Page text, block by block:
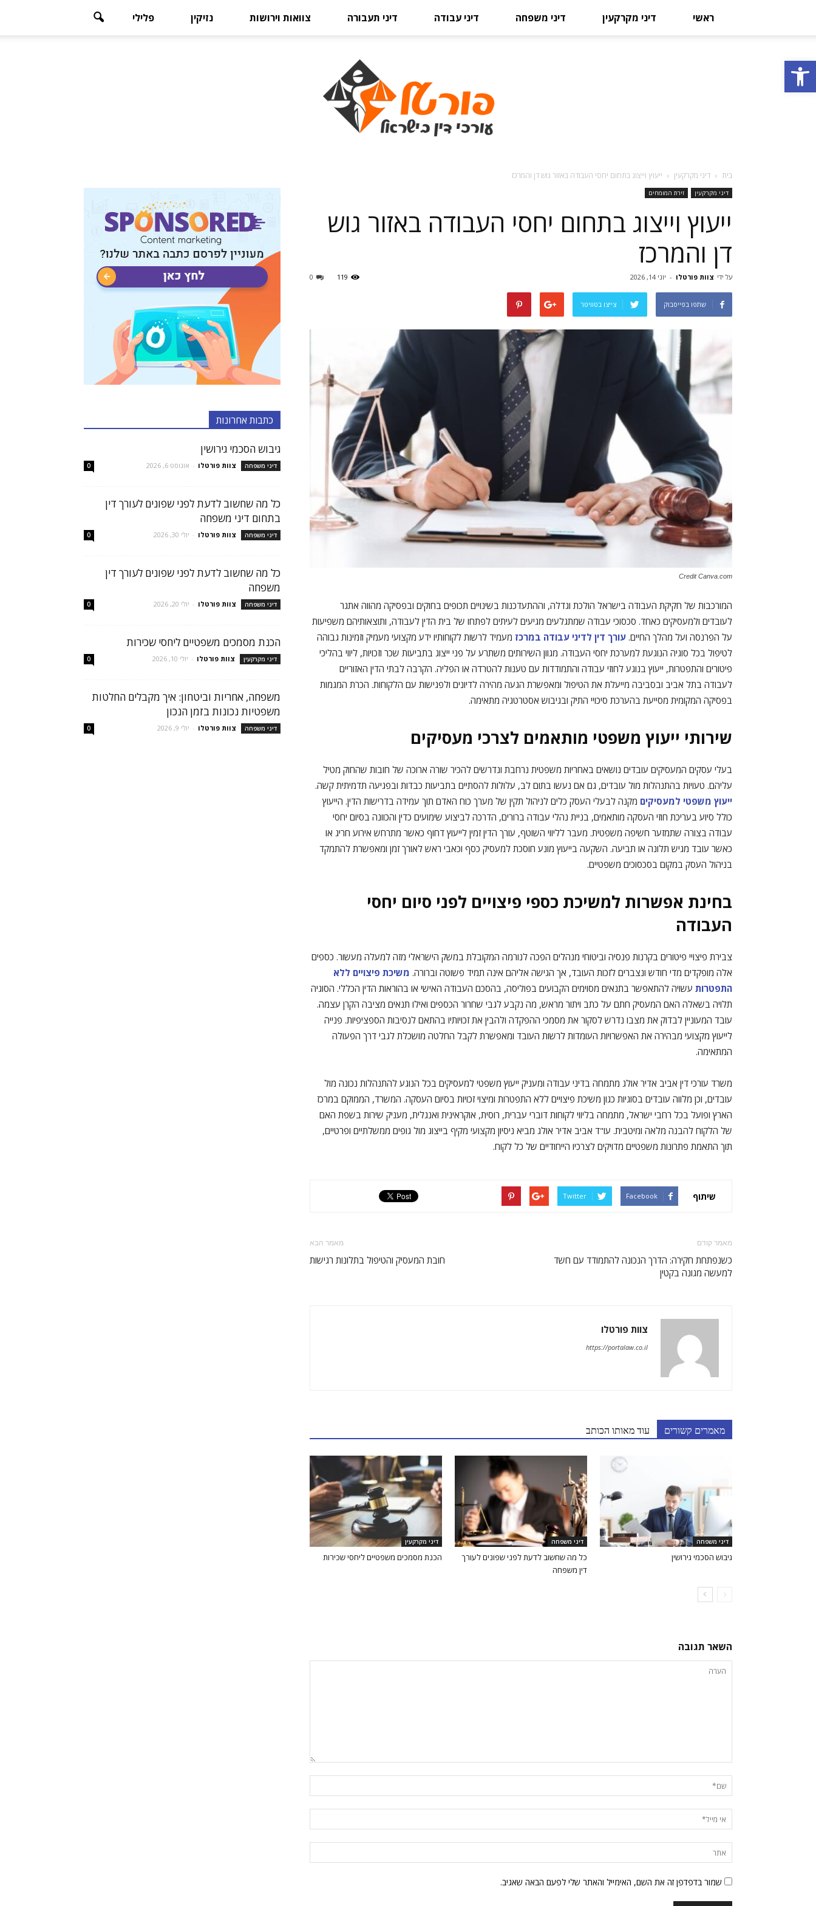
פתח סרגל נגישות
ראשי דיני מקרקעין דיני משפחה דיני עבודה דיני תעבורה צוואות וירושות נזיקין פלילי
בישראל
בית דיני מקרקעין ייעוץ וייצוג בתחום יחסי העבודה באזור גוש דן והמרכז
דיני מקרקעין זירת המומחים
ייעוץ וייצוג בתחום יחסי העבודה באזור גוש
דן והמרכז
על ידי צוות פורטלו - יוני 14, 2026 0 119
שתפו בפייסבוק צייצו בטוויטר
Credit Canva.com
המורכבות של חקיקת העבודה בישראל הולכת וגדלה, וההתעדכנות בשינויים תכופים בחוקים ובפסיקה מהווה אתגר
לעובדים ולמעסיקים כאחד. סכסוכי עבודה שמתגלעים מגיעים לעיתים לפתחו של בית הדין לעבודה, ותוצאותיהם משפיעות
על הפרנסה ועל מהלך החיים. עורך דין לדיני עבודה במרכז מעמיד לרשות לקוחותיו ידע מקצועי מעמיק וזמינות גבוהה
לטיפול בכל סוגיה הנוגעת למערכת יחסי העבודה. מגוון השירותים משתרע על פני ייצוג בתביעות שכר וזכויות, ליווי בהליכי
פיטורים והתפטרות, ייעוץ בנוגע לחוזי עבודה והתמודדות עם טענות להטרדה או הפליה. הקרבה לבתי הדין האזוריים
לעבודה בתל אביב ובסביבה מייעלת את הטיפול ומאפשרת הגעה מהירה לדיונים ולפגישות עם הלקוחות. הכרת המגמות
בפסיקה המקומית מסייעת בהערכת סיכויי התיק ובגיבוש אסטרטגיה מתאימה.
שירותי ייעוץ משפטי מותאמים לצרכי מעסיקים
בעלי עסקים המעסיקים עובדים נושאים באחריות משפטית נרחבת ונדרשים להכיר שורה ארוכה של חובות שהחוק מטיל
עליהם. טעויות בהתנהלות מול עובדים, גם אם נעשו בתום לב, עלולות להסתיים בתביעות כבדות ובפגיעה תדמיתית קשה.
ייעוץ משפטי למעסיקים מקנה לבעלי העסק כלים לניהול תקין של מערך כוח האדם תוך עמידה בדרישות הדין. הייעוץ
כולל סיוע בעריכת חוזי העסקה מותאמים, בניית נהלי עבודה ברורים, הדרכה לביצוע שימועים כדין והכוונה בסיום יחסי
עבודה בצורה שתמזער חשיפה משפטית. מעבר לליווי השוטף, עורך הדין זמין לייעוץ דחוף כאשר מתרחש אירוע חריג או
כאשר עובד מגיש תלונה או תביעה. השקעה בייעוץ מונע חוסכת למעסיק כסף וכאבי ראש לאורך זמן ומאפשרת להתמקד
בניהול העסק במקום בסכסוכים משפטיים.
בחינת אפשרות למשיכת כספי פיצויים לפני סיום יחסי
העבודה
צבירת פיצויי פיטורים בקרנות פנסיה וביטוחי מנהלים הפכה לנורמה המקובלת במשק הישראלי מזה למעלה מעשור. כספים
אלה מופקדים מדי חודש ונצברים לזכות העובד, אך הגישה אליהם אינה תמיד פשוטה וברורה. משיכת פיצויים ללא
התפטרות עשויה להתאפשר בתנאים מסוימים הקבועים בפוליסה, בהסכם העבודה האישי או בהוראות הדין הכללי. הסוגיה
תלויה בשאלה האם המעסיק חתם על כתב ויתור מראש, מה נקבע לגבי שחרור הכספים ואילו תנאים מציבה הקרן עצמה.
עובד המעוניין לבדוק את מצבו נדרש לסקור את מסמכי ההפקדה ולהבין את זכויותיו בהתאם לנסיבות הספציפיות. פנייה
לייעוץ מקצועי מבהירה את האפשרויות העומדות לרשות העובד ומאפשרת לקבל החלטה מושכלת לגבי דרך הפעולה
המתאימה.
משרד עורכי דין אביב אדיר אולג מתמחה בדיני עבודה ומעניק ייעוץ משפטי למעסיקים בכל הנוגע להתנהלות נכונה מול
עובדים, וכן מלווה עובדים בסוגיות כגון משיכת פיצויים ללא התפטרות ומיצוי זכויות בסיום העסקה. המשרד, הממוקם במרכז
הארץ ופועל בכל רחבי ישראל, מתמחה בליווי לקוחות דוברי עברית, רוסית, אוקראינית ואנגלית, מעניק שירות בשפת האם
של הלקוח להבנה מלאה ומיטבית. עו"ד אביב אדיר אולג מביא ניסיון מקצועי מקיף בייצוג מול גופים ממשלתיים ופרטיים,
תוך התאמת פתרונות משפטיים מדויקים לצרכיו הייחודיים של כל לקוח.
שיתוף Facebook
Twitter
מאמר קודם
כשנפתחת חקירה: הדרך הנכונה להתמודד עם חשד
למעשה מגונה בקטין
מאמר הבא
חובת המעסיק והטיפול בתלונות רגישות
צוות פורטלו
https://portalaw.co.il
מאמרים קשורים עוד מאותו הכותב
דיני משפחה
גיבוש הסכמי גירושין
דיני משפחה
כל מה שחשוב לדעת לפני שפונים לעורך
דין משפחה
דיני מקרקעין
הכנת מסמכים משפטיים ליחסי שכירות
השאר תגובה
שמור בדפדפן זה את השם, האימייל והאתר שלי לפעם הבאה שאגיב.
כתבות אחרונות
גיבוש הסכמי גירושין
דיני משפחה צוות פורטלו - אוגוסט 6, 2026 0
כל מה שחשוב לדעת לפני שפונים לעורך דין
בתחום דיני משפחה
דיני משפחה צוות פורטלו - יולי 30, 2026 0
כל מה שחשוב לדעת לפני שפונים לעורך דין
משפחה
דיני משפחה צוות פורטלו - יולי 20, 2026 0
הכנת מסמכים משפטיים ליחסי שכירות
דיני מקרקעין צוות פורטלו - יולי 10, 2026 0
משפחה, אחריות וביטחון: איך מקבלים החלטות
משפטיות נכונות בזמן הנכון
דיני משפחה צוות פורטלו - יולי 9, 2026 0